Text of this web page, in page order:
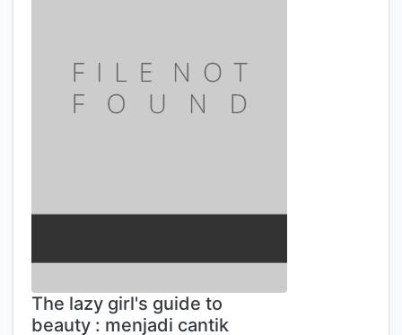
The lazy girl's guide to
beauty : menjadi cantik